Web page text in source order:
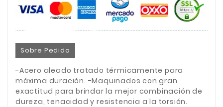
Sobre Pedido
-Acero aleado tratado térmicamente para
máxima duración. -Maquinados con gran
exactitud para brindar la mejor combinación de
dureza, tenacidad y resistencia a la torsión.